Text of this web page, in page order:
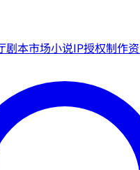
剧本市场小说IP授权制作